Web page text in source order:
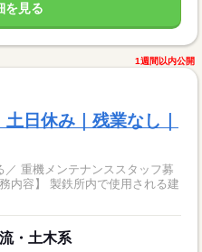
を見る
1週間以内公開
日休み｜残業なし｜
／ 重機メンテナンススタッフ募
・土木系